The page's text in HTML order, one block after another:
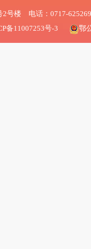
2号楼 电话：0717-
备11007253号-3 鄂